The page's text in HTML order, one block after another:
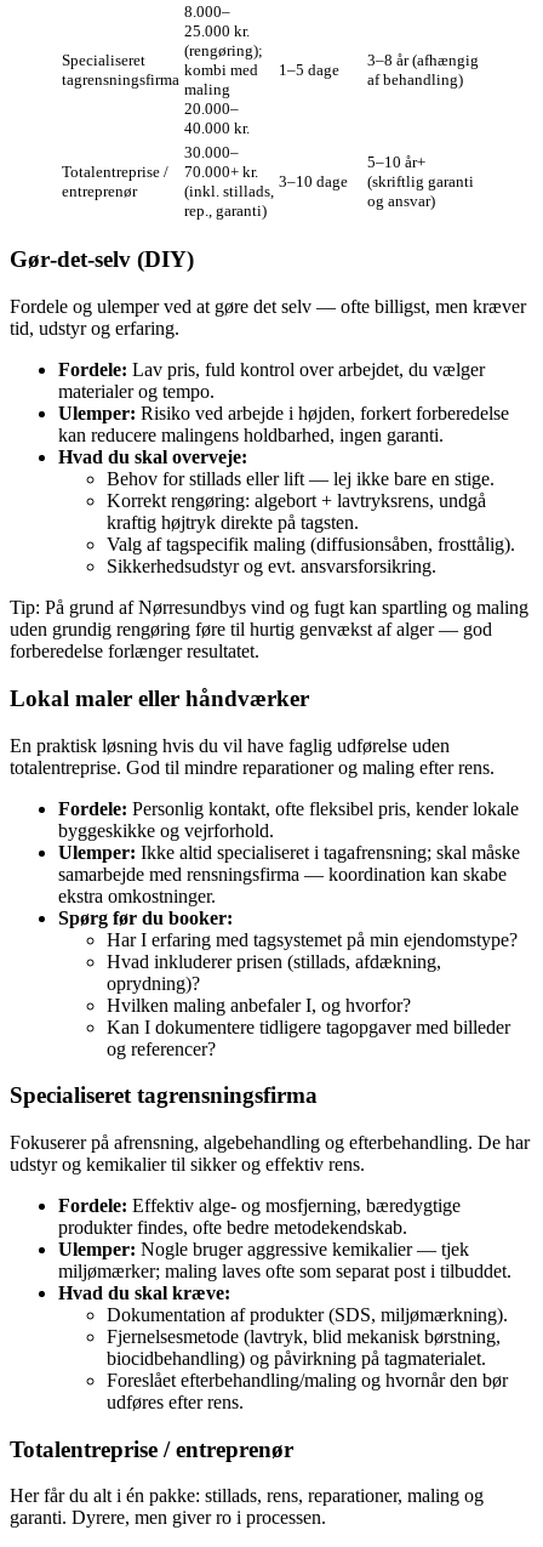
Specialiseret
tagrensningsfirma
8.000–
25.000 kr.
(rengøring);
kombi med
maling
20.000–
40.000 kr.
1–5 dage
3–8 år (afhængig
af behandling)
Totalentreprise /
entreprenør
30.000–
70.000+ kr.
(inkl. stillads,
rep., garanti)
3–10 dage
5–10 år+
(skriftlig garanti
og ansvar)
Gør‑det‑selv (DIY)
Fordele og ulemper ved at gøre det selv — ofte billigst, men kræver
tid, udstyr og erfaring.
Fordele: Lav pris, fuld kontrol over arbejdet, du vælger
materialer og tempo.
Ulemper: Risiko ved arbejde i højden, forkert forberedelse
kan reducere malingens holdbarhed, ingen garanti.
Hvad du skal overveje:
Behov for stillads eller lift — lej ikke bare en stige.
Korrekt rengøring: algebort + lavtryksrens, undgå
kraftig højtryk direkte på tagsten.
Valg af tagspecifik maling (diffusionsåben, frosttålig).
Sikkerhedsudstyr og evt. ansvarsforsikring.
Tip: På grund af Nørresundbys vind og fugt kan spartling og maling
uden grundig rengøring føre til hurtig genvækst af alger — god
forberedelse forlænger resultatet.
Lokal maler eller håndværker
En praktisk løsning hvis du vil have faglig udførelse uden
totalentreprise. God til mindre reparationer og maling efter rens.
Fordele: Personlig kontakt, ofte fleksibel pris, kender lokale
byggeskikke og vejrforhold.
Ulemper: Ikke altid specialiseret i tagafrensning; skal måske
samarbejde med rensningsfirma — koordination kan skabe
ekstra omkostninger.
Spørg før du booker:
Har I erfaring med tagsystemet på min ejendomstype?
Hvad inkluderer prisen (stillads, afdækning,
oprydning)?
Hvilken maling anbefaler I, og hvorfor?
Kan I dokumentere tidligere tagopgaver med billeder
og referencer?
Specialiseret tagrensningsfirma
Fokuserer på afrensning, algebehandling og efterbehandling. De har
udstyr og kemikalier til sikker og effektiv rens.
Fordele: Effektiv alge- og mosfjerning, bæredygtige
produkter findes, ofte bedre metodekendskab.
Ulemper: Nogle bruger aggressive kemikalier — tjek
miljømærker; maling laves ofte som separat post i tilbuddet.
Hvad du skal kræve:
Dokumentation af produkter (SDS, miljømærkning).
Fjernelsesmetode (lavtryk, blid mekanisk børstning,
biocidbehandling) og påvirkning på tagmaterialet.
Foreslået efterbehandling/maling og hvornår den bør
udføres efter rens.
Totalentreprise / entreprenør
Her får du alt i én pakke: stillads, rens, reparationer, maling og
garanti. Dyrere, men giver ro i processen.